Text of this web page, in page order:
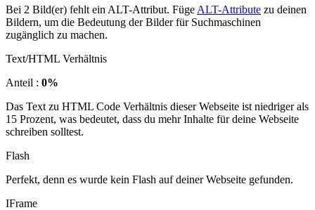
Bei 2 Bild(er) fehlt ein ALT-Attribut. Füge ALT-Attribute zu deinen
Bildern, um die Bedeutung der Bilder für Suchmaschinen
zugänglich zu machen.
Text/HTML Verhältnis
Anteil : 0%
Das Text zu HTML Code Verhältnis dieser Webseite ist niedriger als
15 Prozent, was bedeutet, dass du mehr Inhalte für deine Webseite
schreiben solltest.
Flash
Perfekt, denn es wurde kein Flash auf deiner Webseite gefunden.
IFrame